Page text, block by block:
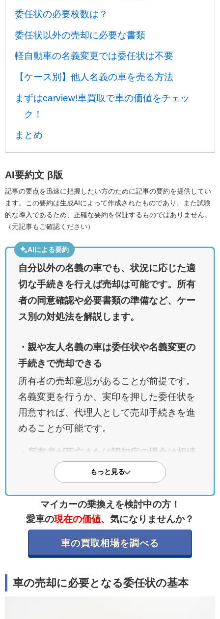
委任状の必要枚数は？
委任状以外の売却に必要な書類
軽自動車の名義変更では委任状は不要
【ケース別】他人名義の車を売る方法
まずはcarview!車買取で車の価値をチェッ
ク！
まとめ
AI要約文 β版
記事の要点を迅速に把握したい方のために記事の要約を提供してい
ます。この要約は生成AIによって作成されたものであり、また試験
的な導入であるため、正確な要約を保証するものではありません。
（元記事もご確認ください）
AIによる要約
自分以外の名義の車でも、状況に応じた適
切な手続きを行えば売却は可能です。所有
者の同意確認や必要書類の準備など、ケー
ス別の対処法を解説します。
・親や友人名義の車は委任状や名義変更の
手続きで売却できる
所有者の売却意思があることが前提です。
名義変更を行うか、実印を押した委任状を
用意すれば、代理人として売却手続きを進
めることが可能です。
・所有者が死亡または認知症の場合は相続
や後見人の手続きが必要
死亡時は遺産分割協議を経て名義変更を行
います。認知症などで判断能力がない場合
は、家庭裁判所で成年後見人を選任し、代
理人が売却を行います。
・ローン会社名義の車は完済して所有権解
車検証の所有者がディーラーやローン会社
もっと見る
マイカーの乗換えを検討中の方！
愛車の現在の価値、気になりませんか？
車の買取相場を調べる
車の売却に必要となる委任状の基本